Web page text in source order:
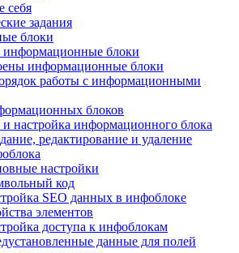
себя
задания
блоки
информационные блоки
информационные блоки
работы с информационными
блоков
и настройка информационного блока
редактирование и удаление
настройки
код
SEO данных в инфоблоке
элементов
доступа к инфоблокам
данные для полей